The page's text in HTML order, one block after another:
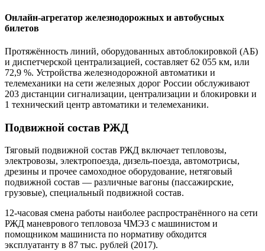
Онлайн-агрегатор железнодорожных и автобусных
билетов
Протяжённость линий, оборудованных автоблокировкой (АБ)
и диспетчерской централизацией, составляет 62 055 км, или
72,9 %. Устройства железнодорожной автоматики и
телемеханики на сети железных дорог России обслуживают
203 дистанции сигнализации, централизации и блокировки и
1 технический центр автоматики и телемеханики.
Подвижной состав РЖД
Тяговый подвижной состав РЖД включает тепловозы,
электровозы, электропоезда, дизель-поезда, автомотрисы,
дрезины и прочее самоходное оборудование, нетяговый
подвижной состав — различные вагоны (пассажирские,
грузовые), специальный подвижной состав.
12-часовая смена работы наиболее распространённого на сети
РЖД маневрового тепловоза ЧМЭ3 с машинистом и
помощником машиниста по нормативу обходится
эксплуатанту в 87 тыс. рублей (2017).